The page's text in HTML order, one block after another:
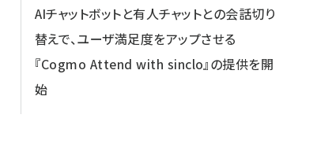
AIチャットボットと有人チャットとの会話切り
替えで、ユーザ満足度をアップさせる
『Cogmo Attend with sinclo』の提供を開
始